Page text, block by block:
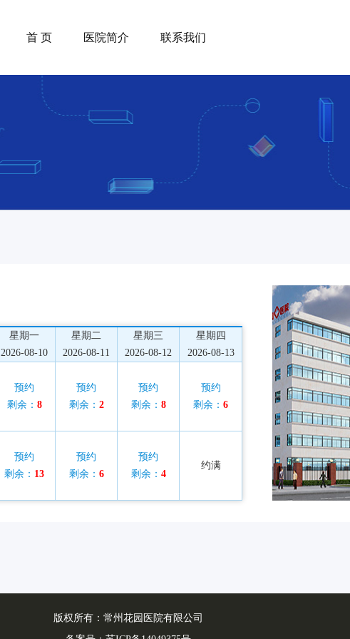
首 页 医院简介 联系我们
星期一
2026-08-10
星期二
2026-08-11
星期三
2026-08-12
星期四
2026-08-13
预约
剩余： 8
预约
剩余： 2
预约
剩余： 8
预约
剩余： 6
预约
剩余： 13
预约
剩余： 6
预约
剩余： 4
约满
版权所有：常州花园医院有限公司